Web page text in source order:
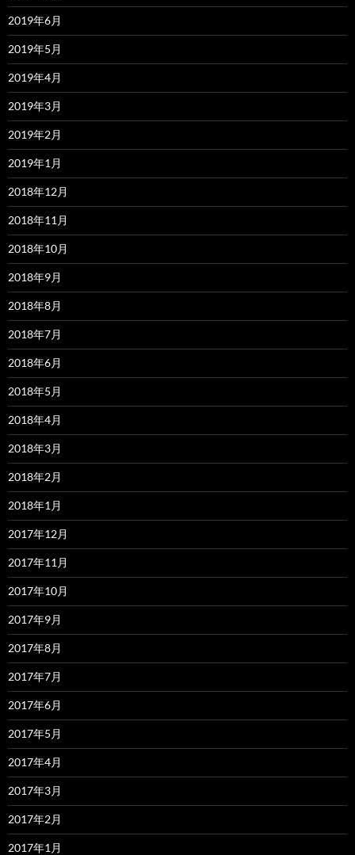
2019年6月
2019年5月
2019年4月
2019年3月
2019年2月
2019年1月
2018年12月
2018年11月
2018年10月
2018年9月
2018年8月
2018年7月
2018年6月
2018年5月
2018年4月
2018年3月
2018年2月
2018年1月
2017年12月
2017年11月
2017年10月
2017年9月
2017年8月
2017年7月
2017年6月
2017年5月
2017年4月
2017年3月
2017年2月
2017年1月